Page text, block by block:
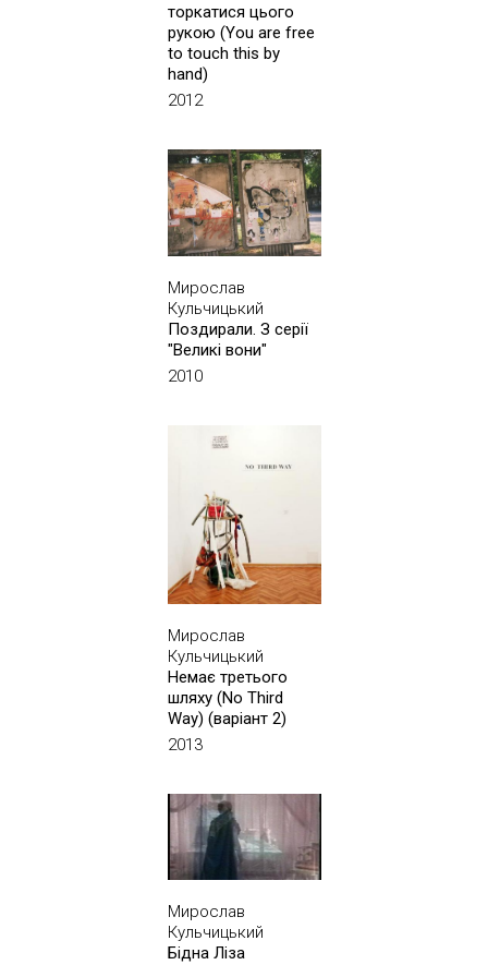
торкатися цього
рукою (You are free
to touch this by
hand)
2012
Мирослав
Кульчицький
Поздирали. З серії
"Великі вони"
2010
Мирослав
Кульчицький
Немає третього
шляху (No Third
Way) (варіант 2)
2013
Мирослав
Кульчицький
Бідна Ліза